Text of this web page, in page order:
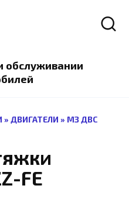
обслуживании
» ДВИГАТЕЛИ » МЗ ДВС
FE